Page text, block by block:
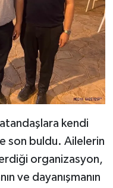
kendi
son buldu. Ailelerin
organizasyon,
ve dayanışmanın